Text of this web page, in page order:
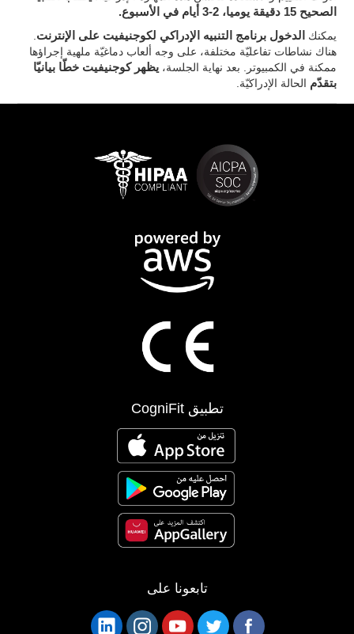
الصحيح 15 دقيقة يوميا، 2-3 أيام في الأسبوع.
يمكنك
الدخول برنامج التنبيه الإدراكي لكوجنيفيت على الإنترنت.
هناك نشاطات تفاعليّة مختلفة، على وجه ألعاب دماغيّة ملهية إجراؤها
ممكنة في الكمبيوتر. بعد نهاية الجلسة،يظهر كوجنيفيت خطّا بيانيّا
بتقدّم الحالة الإدراكيّة.
تطبيق CogniFit
تابعونا على